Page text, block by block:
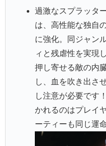
過激なスプラッタ
は、高性能な独自
に強化。同ジャン
ィと残虐性を実現
押し寄せる敵の内
し、血を吹き出さ
し注意が必要です
かれるのはプレイ
ーティーも同じ運